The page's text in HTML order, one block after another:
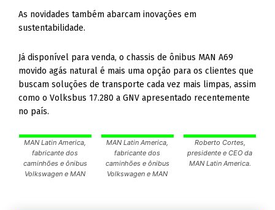
As novidades também abarcam inovações em
sustentabilidade.
Já disponível para venda, o chassis de ônibus MAN A69
movido agás natural é mais uma opção para os clientes que
buscam soluções de transporte cada vez mais limpas, assim
como o Volksbus 17.280 a GNV apresentado recentemente
no país.
MAN Latin America,
fabricante dos
caminhões e ônibus
Volkswagen e MAN
MAN Latin America,
fabricante dos
caminhões e ônibus
Volkswagen e MAN
Roberto Cortes,
presidente e CEO da
MAN Latin America.